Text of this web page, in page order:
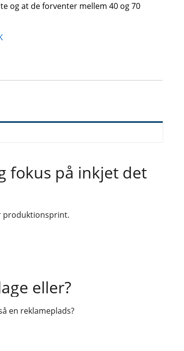
og at de forventer mellem 40 og 70
fokus på inkjet det
produktionsprint.
eller?
en reklameplads?